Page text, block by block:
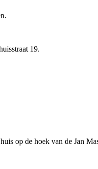
19.
op de hoek van de Jan